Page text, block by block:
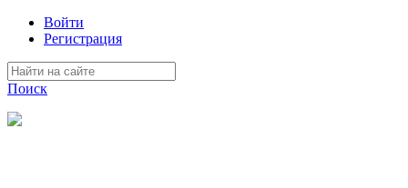
Войти
Регистрация
Поиск